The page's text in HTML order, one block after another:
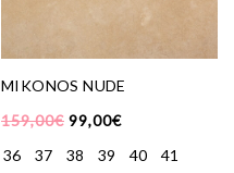
MIKONOS NUDE
159,00€ 99,00€
36
37 38 39 40 41